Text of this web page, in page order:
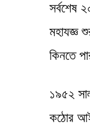
সর্বশেষ
মহাযজ্ঞ
কিনতে
১৯৫২
কঠোর